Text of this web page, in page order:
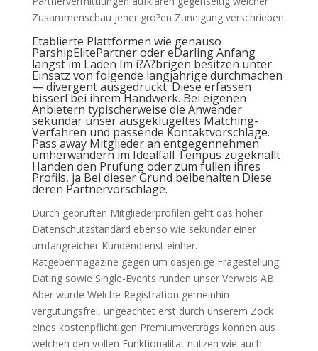
Zusammenschau jener gro?en Zuneigung verschrieben.
Etablierte Plattformen wie genauso
ParshipElitePartner oder eDarling Anfang
langst im Laden Im i?A?brigen besitzen unter
Einsatz von folgende langjahrige durchmachen
— divergent ausgedruckt: Diese erfassen
bisserl bei ihrem Handwerk. Bei eigenen
Anbietern typischerweise die Anwender
sekundar unser ausgeklugeltes Matching-
Verfahren und passende Kontaktvorschlage.
Pass away Mitglieder an entgegennehmen
umherwandern im Idealfall Tempus zugeknallt
Handen den Prufung oder zum fullen ihres
Profils, ja Bei dieser Grund beibehalten Diese
deren Partnervorschlage.
Durch gepruften Mitgliederprofilen geht das hoher
Datenschutzstandard ebenso wie sekundar einer
umfangreicher Kundendienst einher.
Ratgebermagazine gegen um dasjenige Fragestellung
Dating sowie Single-Events runden unser Verweis AB.
Aber wurde Welche Registration gemeinhin
vergutungsfrei, ungeachtet erst durch unserem Zock
eines kostenpflichtigen Premiumvertrags konnen aus
welchen den vollen Funktionalitat nutzen wie auch